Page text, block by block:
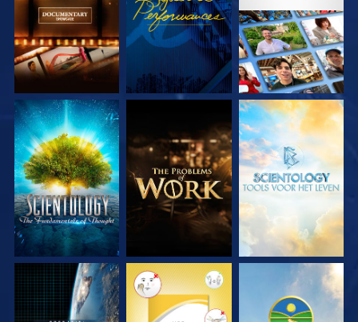
VERKEN DE SERIE VERKEN DE SERIE VERKEN DE SERIE
KIJK KIJK KIJK